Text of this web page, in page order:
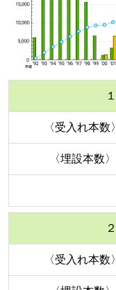
〈受入れ本数〉
〈埋設本数〉
〈受入れ本数〉